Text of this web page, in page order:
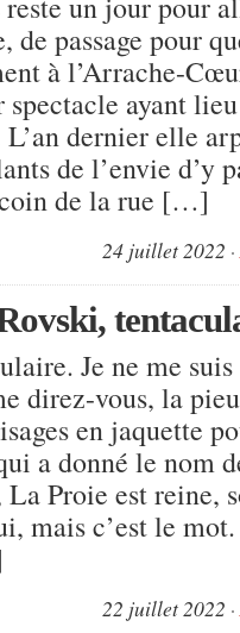
de passage pour
à l’Arrache-
spectacle ayant
L’an dernier elle
de l’envie d’y
de la rue […]
24 juillet 2022
Je ne me
direz-vous, la
en jaquette
a donné le nom
La Proie est reine,
mais c’est le
22 juillet 2022